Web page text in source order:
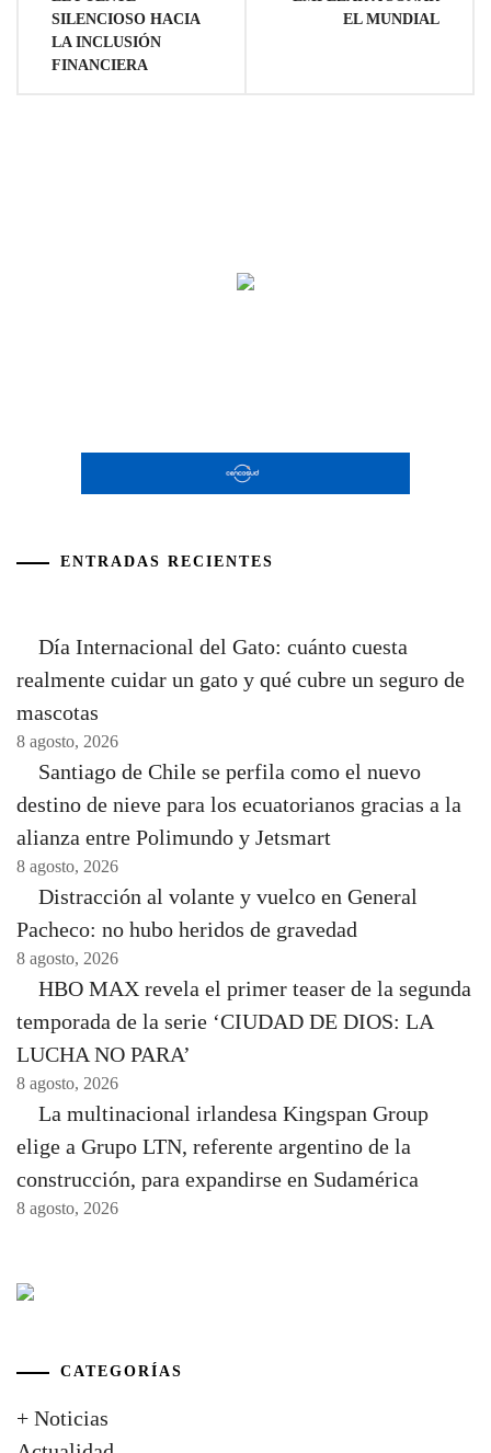
entradas
SILENCIOSO HACIA
LA INCLUSIÓN
FINANCIERA
EL MUNDIAL
ENTRADAS RECIENTES
Día Internacional del Gato: cuánto cuesta
realmente cuidar un gato y qué cubre un seguro de
mascotas
8 agosto, 2026
Santiago de Chile se perfila como el nuevo
destino de nieve para los ecuatorianos gracias a la
alianza entre Polimundo y Jetsmart
8 agosto, 2026
Distracción al volante y vuelco en General
Pacheco: no hubo heridos de gravedad
8 agosto, 2026
HBO MAX revela el primer teaser de la segunda
temporada de la serie ‘CIUDAD DE DIOS: LA
LUCHA NO PARA’
8 agosto, 2026
La multinacional irlandesa Kingspan Group
elige a Grupo LTN, referente argentino de la
construcción, para expandirse en Sudamérica
8 agosto, 2026
CATEGORÍAS
+ Noticias